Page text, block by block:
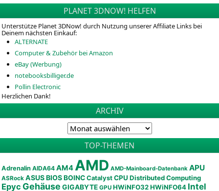
PLANET 3DNOW! HELFEN
Unterstütze Planet 3DNow! durch Nutzung unserer Affiliate Links bei
Deinem nächsten Einkauf:
ALTERNATE
Computer & Zubehör bei Amazon
eBay (Werbung)
notebooksbilliger.de
Pollin Electronic
Herzlichen Dank!
ARCHIV
TOP-THEMEN
Adrenalin AIDA64 AM4AMD AMD-Mainboard-Datenbank APU
ASRock ASUSBIOSBOINC Catalyst CPU Distributed Computing
Epyc Gehäuse GIGABYTE GPU HWiNFO32HWiNFO64 Intel